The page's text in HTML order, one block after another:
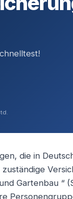
die in
Gartenbau “